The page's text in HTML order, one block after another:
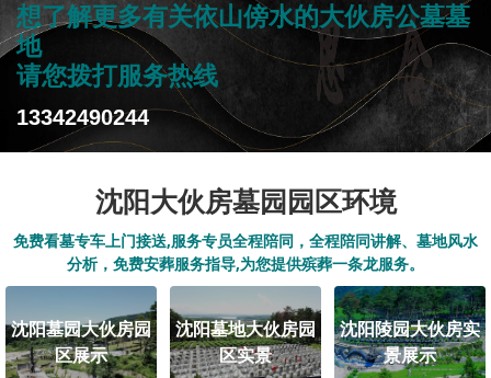
想了解更多有关依山傍水的大伙房公墓墓
地
请您拨打服务热线
13342490244
沈阳大伙房墓园园区环境
免费看墓专车上门接送,服务专员全程陪同，全程陪同讲解、墓地风水
分析，免费安葬服务指导,为您提供殡葬一条龙服务。
沈阳墓园大伙房园
区展示
沈阳墓地大伙房园
区实景
沈阳陵园大伙房实
景展示